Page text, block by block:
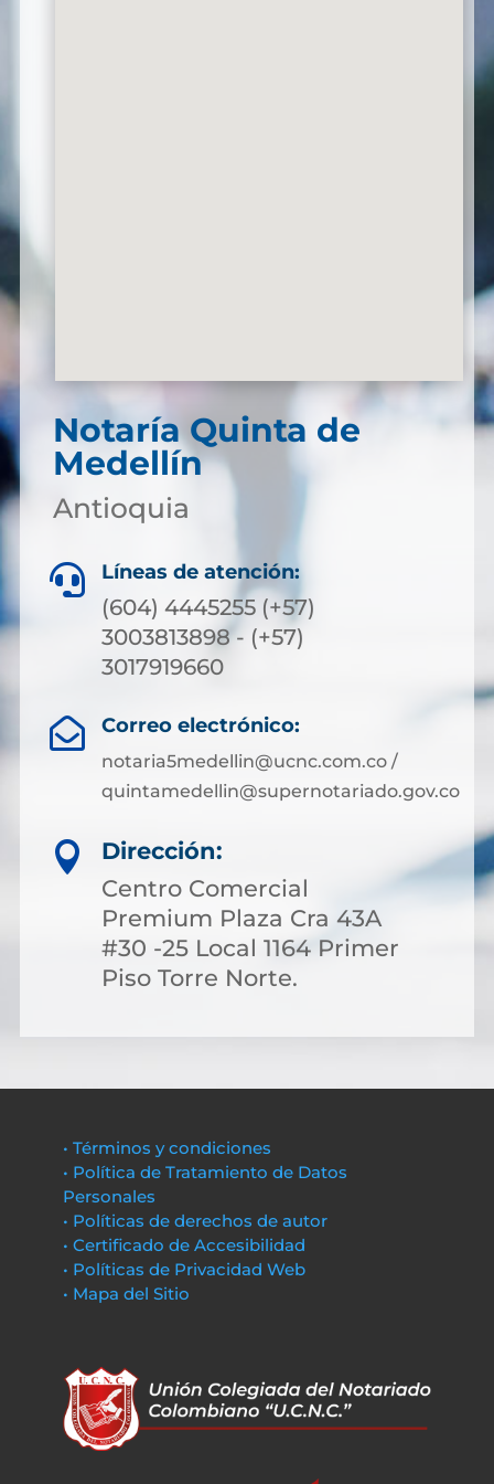
Notaría Quinta de
Medellín
Antioquia
 Líneas de atención:
(604) 4445255 (+57)
3003813898 - (+57)
3017919660
 Correo electrónico:
notaria5medellin@ucnc.com.co /
quintamedellin@supernotariado.gov.co

Dirección:
Centro Comercial
Premium Plaza Cra 43A
#30 -25 Local 1164 Primer
Piso Torre Norte.
• Términos y condiciones
• Política de Tratamiento de Datos
Personales
• Políticas de derechos de autor
• Certificado de Accesibilidad
• Políticas de Privacidad Web
• Mapa del Sitio